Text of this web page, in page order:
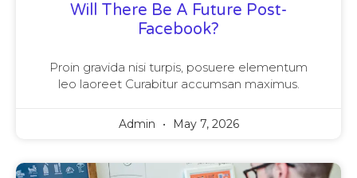
Will There Be A Future Post-
Facebook?
Proin gravida nisi turpis, posuere elementum
leo laoreet Curabitur accumsan maximus.
Admin May 7, 2026